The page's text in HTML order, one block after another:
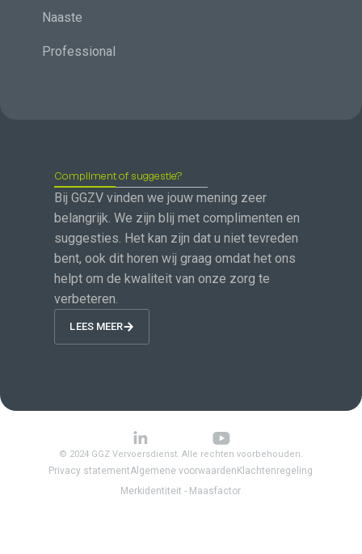
Naaste
Professional
Compliment of suggestie?
Bij GGZV vinden we jouw mening zeer
belangrijk. We zijn blij met complimenten en
suggesties. Het kan zijn dat u niet tevreden
bent, ook dit horen wij graag omdat het ons
helpt om de kwaliteit van onze zorg te
verbeteren.
LEES MEER
© 2024 GGZ Vervoersdienst. Alle rechten voorbehouden.
Privacy statementAlgemene voorwaarden Klachtenregeling
Merkidentiteit - Maasfactor